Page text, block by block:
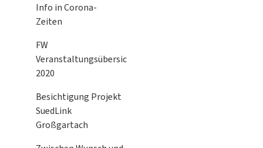
Info in Corona-
Zeiten
FW
Veranstaltungsübersicht
2020
Besichtigung Projekt
SuedLink
Großgartach